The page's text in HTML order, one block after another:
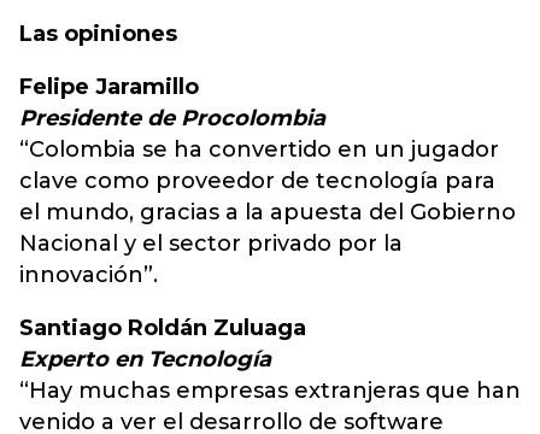
Las opiniones
Felipe Jaramillo
Presidente de Procolombia
“Colombia se ha convertido en un jugador
clave como proveedor de tecnología para
el mundo, gracias a la apuesta del Gobierno
Nacional y el sector privado por la
innovación”.
Santiago Roldán Zuluaga
Experto en Tecnología
“Hay muchas empresas extranjeras que han
venido a ver el desarrollo de software